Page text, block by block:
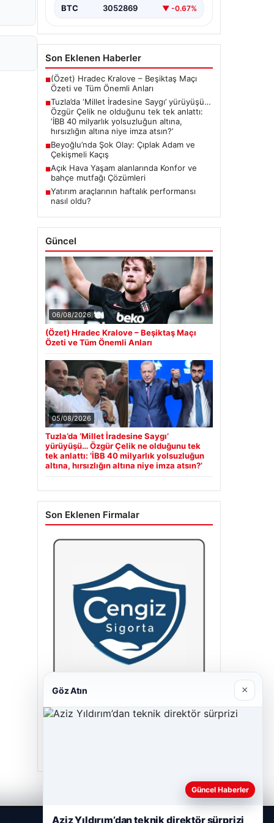
{ "title": "Tuzla'da 'Millet İradesine
ilçesinde…
BTC 3052869 ▼ -0.67%
Son Eklenen Haberler
■(Özet) Hradec Kralove – Beşiktaş Maçı
Özeti ve Tüm Önemli Anları
■Tuzla’da ‘Millet İradesine Saygı’ yürüyüşü…
Özgür Çelik ne olduğunu tek tek anlattı:
‘İBB 40 milyarlık yolsuzluğun altına,
hırsızlığın altına niye imza atsın?’
■Beyoğlu’nda Şok Olay: Çıplak Adam ve
Çekişmeli Kaçış
■Açık Hava Yaşam alanlarında Konfor ve
bahçe mutfağı Çözümleri
■Yatırım araçlarının haftalık performansı
nasıl oldu?
Güncel
06/08/2026
(Özet) Hradec Kralove – Beşiktaş Maçı
Özeti ve Tüm Önemli Anları
05/08/2026
Tuzla’da ‘Millet İradesine Saygı’
yürüyüşü… Özgür Çelik ne olduğunu tek
tek anlattı: ‘İBB 40 milyarlık yolsuzluğun
altına, hırsızlığın altına niye imza atsın?’
Son Eklenen Firmalar
Cengiz Sigorta
Göz Atın ×
Güncel Haberler
Aziz Yıldırım’dan teknik direktör sürprizi